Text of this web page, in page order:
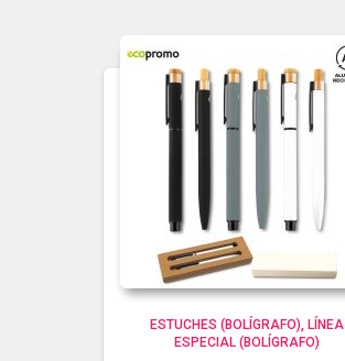
ESTUCHES (BOLÍGRAFO)
LÍNEA
ESPECIAL (BOLÍGRAFO)